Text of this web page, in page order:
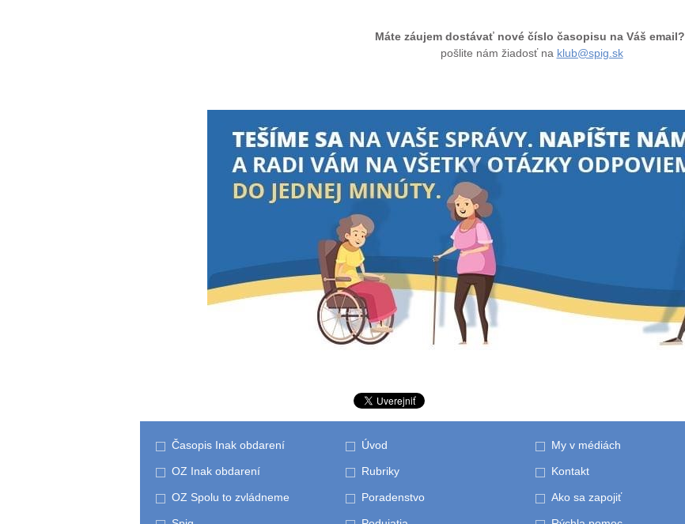
Máte záujem dostávať nové číslo časopisu na Váš email?
pošlite nám žiadosť na klub@spig.sk
Časopis Inak obdarení
OZ Inak obdarení
OZ Spolu to zvládneme
Úvod
Rubriky
Poradenstvo
My v médiách
Kontakt
Ako sa zapojiť